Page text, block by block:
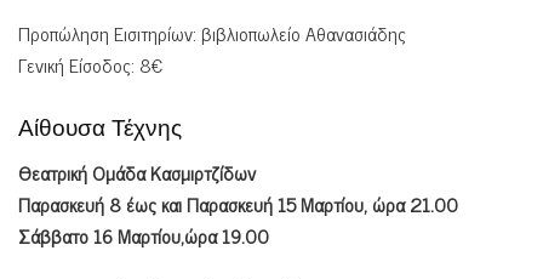
Προπώληση Εισιτηρίων: βιβλιοπωλείο Αθανασιάδης
Γενική Είσοδος: 8€
Αίθουσα Τέχνης
Θεατρική Ομάδα Κασμιρτζίδων
Παρασκευή 8 έως και Παρασκευή 15 Μαρτίου, ώρα 21.00
Σάββατο 16 Μαρτίου,ώρα 19.00